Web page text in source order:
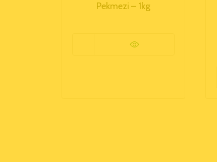
Pekmezi – 1kg